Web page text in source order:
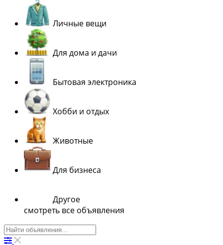
Личные вещи
Для дома и дачи
Бытовая электроника
Хобби и отдых
Животные
Для бизнеса
Другое
смотреть все объявления